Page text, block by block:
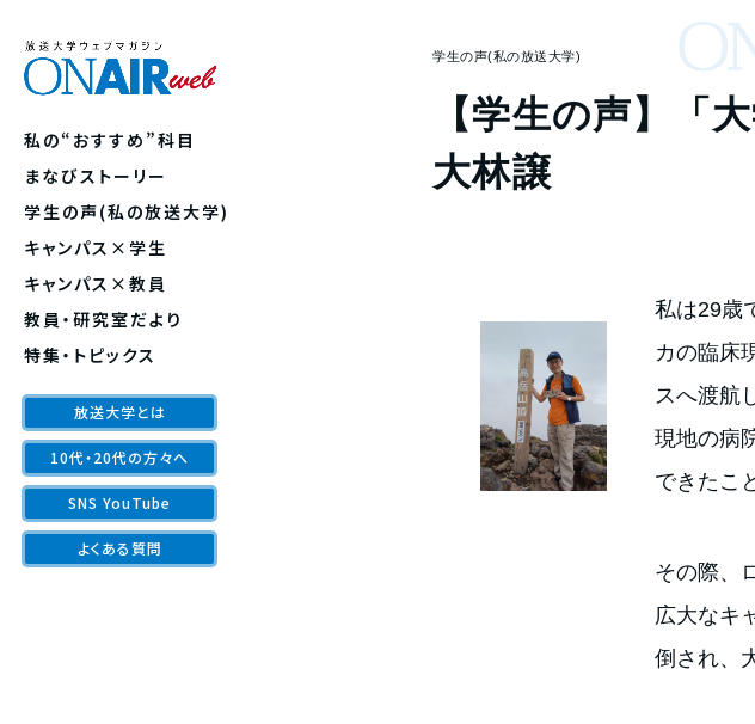
私の“おすすめ”科目
まなびストーリー
学生の声(私の放送大学)
キャンパス×学生
キャンパス×教員
教員・研究室だより
特集・トピックス
放送大学とは
10代・20代の方々へ
SNS YouTube
よくある質問
学生の声(私の放送大学)
【学生の声】「
大林譲
私は29歳
カの臨床
スへ渡航
現地の病
できたこ
その際、
広大なキ
倒され、